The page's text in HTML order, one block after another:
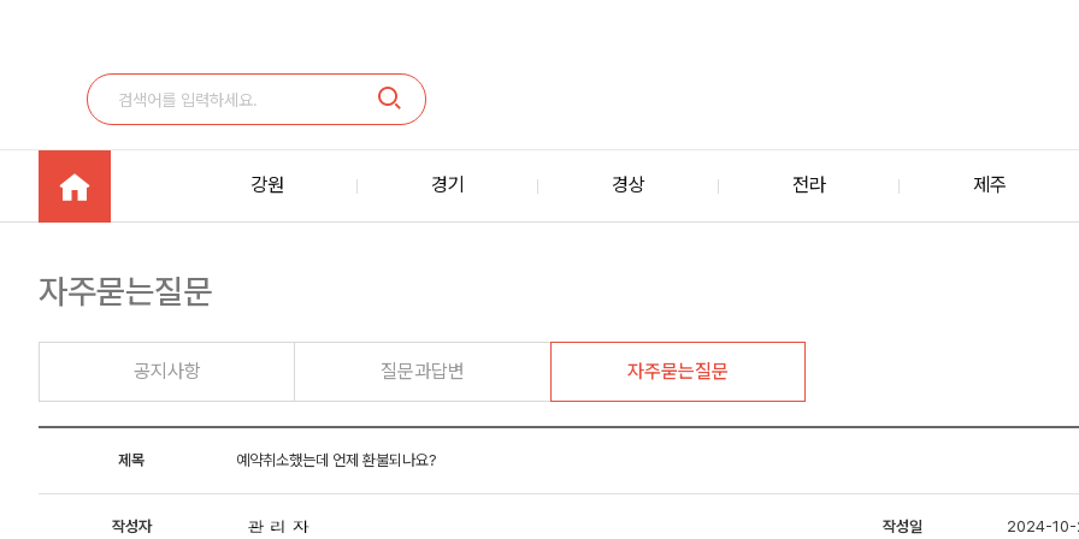
강원 경기 경상 전라 제주
자주묻는질문
공지사항 질문과답변 자주묻는질문
제목 예약취소했는데 언제 환불되나요?
작성자 작성일 2024-10-